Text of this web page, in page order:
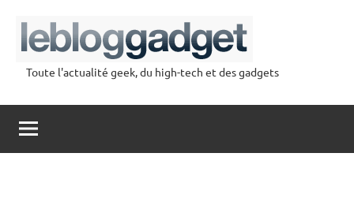
contenu
Toute l'actualité geek, du high-tech et des gadgets